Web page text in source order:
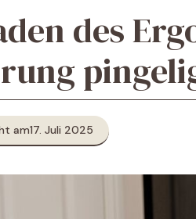
des
am17. Juli 2025